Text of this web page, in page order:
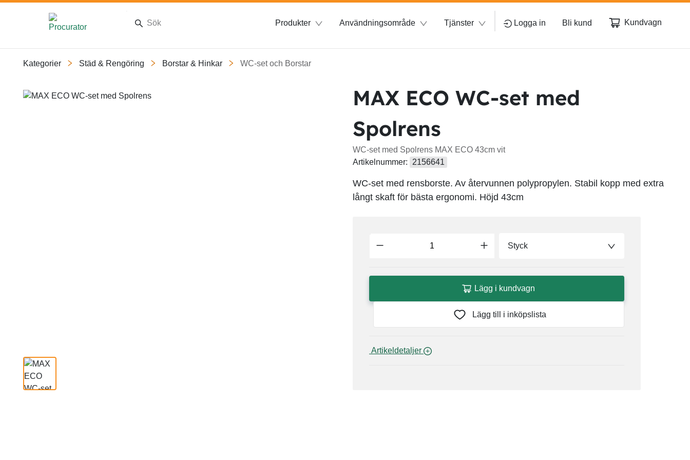
Produkter Användningsområde Tjänster Logga in Bli kund Kundvagn
Kategorier Städ & Rengöring Borstar & Hinkar WC-set och Borstar
Slide 1 of 1
MAX ECO WC-set med
Spolrens
WC-set med Spolrens MAX ECO 43cm vit
Artikelnummer:
2156641
WC-set med rensborste. Av återvunnen polypropylen. Stabil kopp med extra
långt skaft för bästa ergonomi. Höjd 43cm
Styck
Lägg i kundvagn
Lägg till i inköpslista